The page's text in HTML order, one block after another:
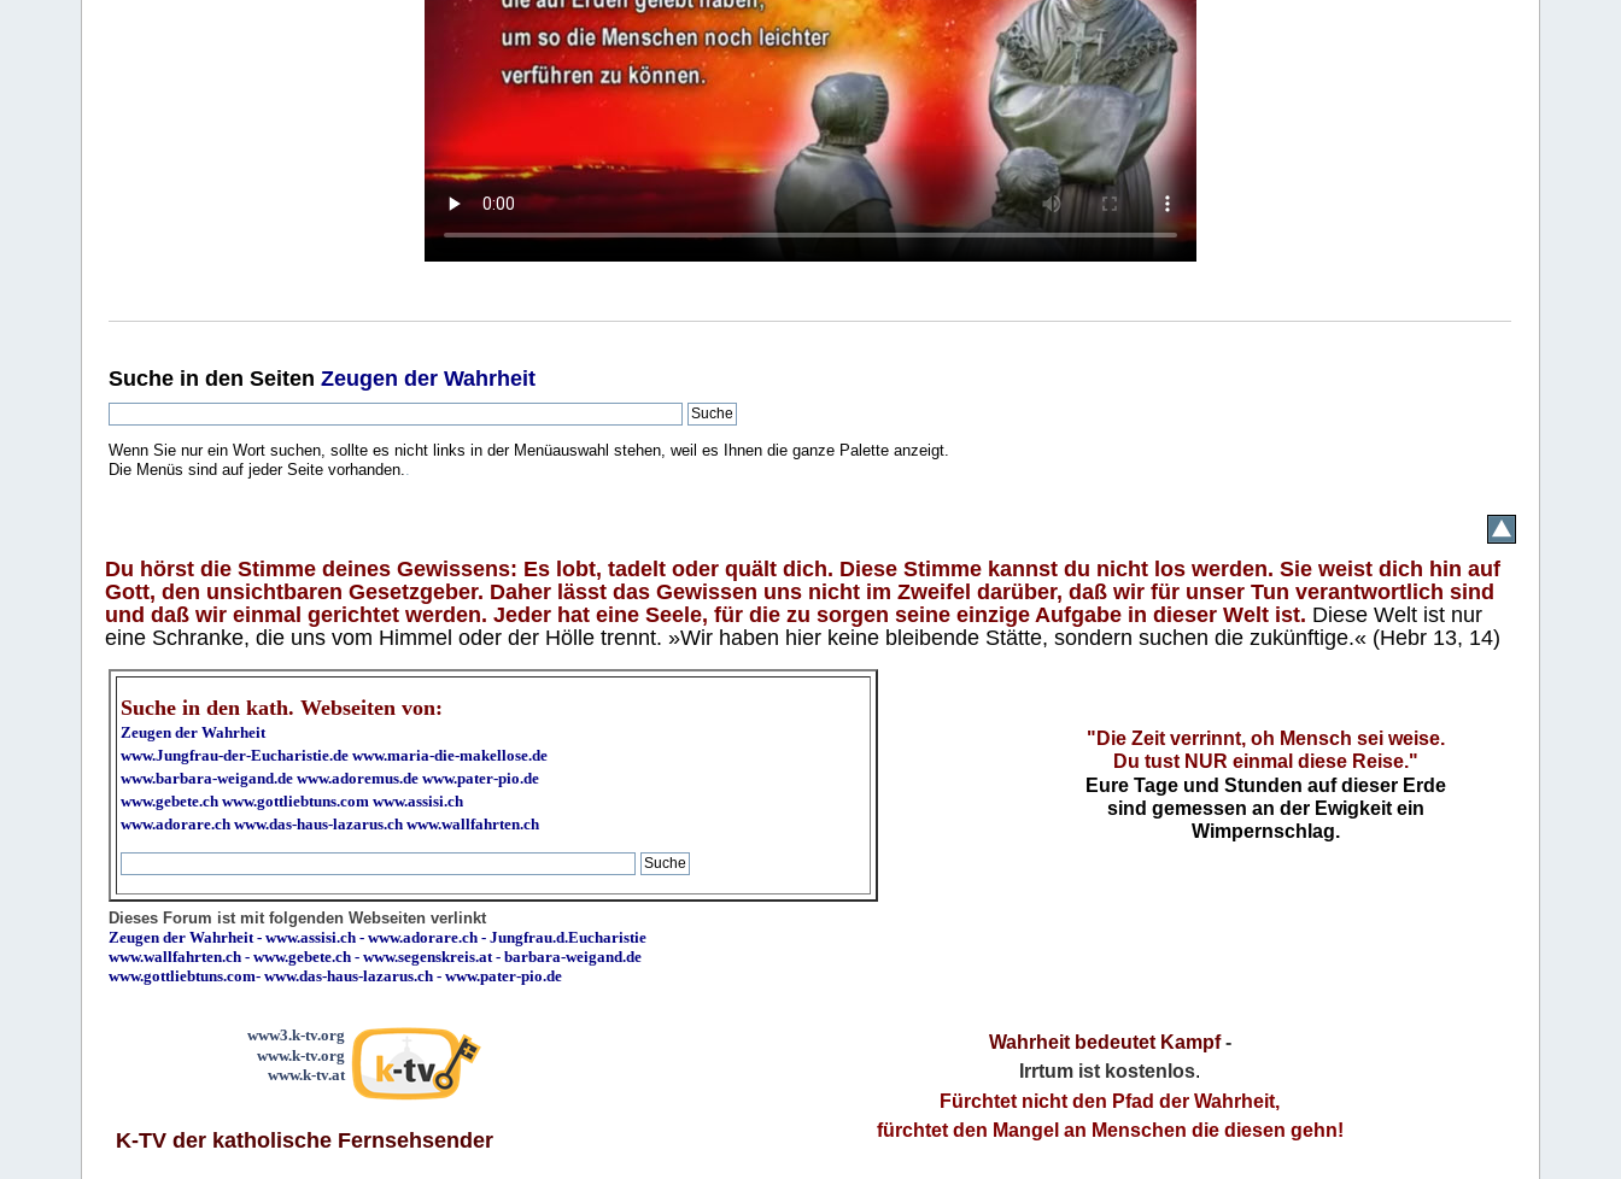
Suche in den SeitenZeugen der Wahrheit
Wenn Sie nur ein Wort suchen, sollte es nicht links in der Menüauswahl stehen, weil es Ihnen die ganze Palette anzeigt.
Die Menüs sind auf jeder Seite vorhanden..
Du hörst die Stimme deines Gewissens: Es lobt, tadelt oder quält dich. Diese Stimme kannst du nicht los werden. Sie weist dich hin auf
Gott, den unsichtbaren Gesetzgeber. Daher lässt das Gewissen uns nicht im Zweifel darüber, daß wir für unser Tun verantwortlich sind
und daß wir einmal gerichtet werden. Jeder hat eine Seele, für die zu sorgen seine einzige Aufgabe in dieser Welt ist. Diese Welt ist nur
eine Schranke, die uns vom Himmel oder der Hölle trennt. »Wir haben hier keine bleibende Stätte, sondern suchen die zukünftige.« (Hebr 13, 14)
Suche in den kath. Webseiten von:
Zeugen der Wahrheit
www.Jungfrau-der-Eucharistie.de www.maria-die-makellose.de
www.barbara-weigand.de www.adoremus.de www.pater-pio.de
www.gebete.ch www.gottliebtuns.com www.assisi.ch
www.adorare.ch www.das-haus-lazarus.ch www.wallfahrten.ch
"Die Zeit verrinnt, oh Mensch sei weise.
Du tust NUR einmal diese Reise."
Eure Tage und Stunden auf dieser Erde
sind gemessen an der Ewigkeit ein
Wimpernschlag.
Dieses Forum ist mit folgenden Webseiten verlinkt
Zeugen der Wahrheit-www.assisi.ch -www.adorare.ch -Jungfrau.d.Eucharistie
www.wallfahrten.ch -www.gebete.ch -www.segenskreis.at-barbara-weigand.de
www.gottliebtuns.com-www.das-haus-lazarus.ch - www.pater-pio.de
www3.k-tv.org
www.k-tv.org
www.k-tv.at
K-TV der katholische Fernsehsender
Wahrheit bedeutet Kampf-
Irrtum ist kostenlos.
Fürchtet nicht den Pfad der Wahrheit,
fürchtet den Mangel an Menschen die diesen gehn!